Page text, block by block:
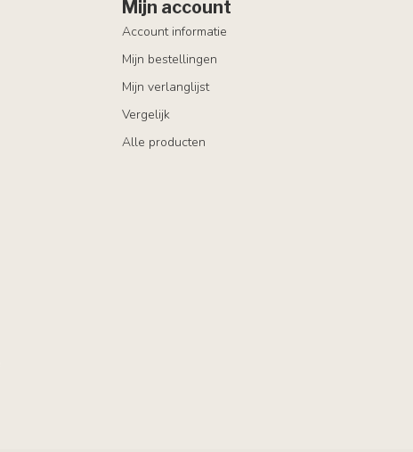
Mijn account
Account informatie
Mijn bestellingen
Mijn verlanglijst
Vergelijk
Alle producten